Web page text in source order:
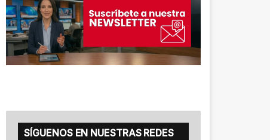
SÍGUENOS EN NUESTRAS REDES